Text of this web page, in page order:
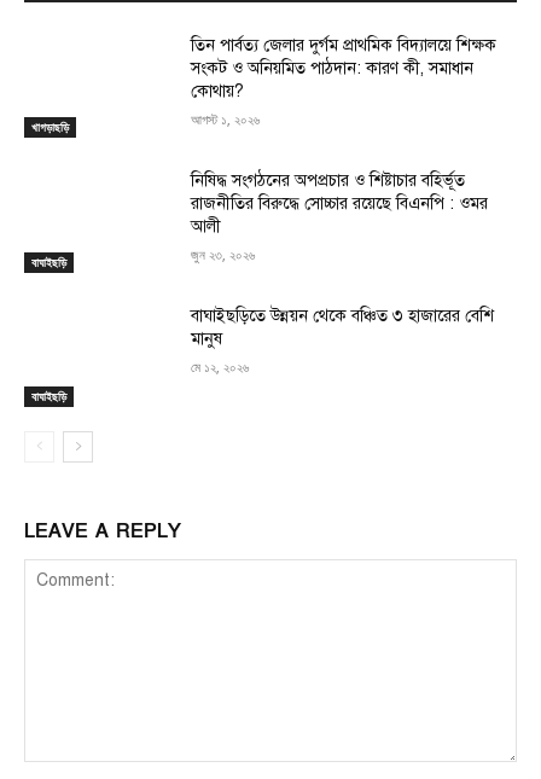
খাগড়াছড়ি
তিন পার্বত্য জেলার দুর্গম প্রাথমিক বিদ্যালয়ে শিক্ষক
সংকট ও অনিয়মিত পাঠদান: কারণ কী, সমাধান
কোথায়?
আগস্ট ১, ২০২৬
বাঘাইছড়ি
নিষিদ্ধ সংগঠনের অপপ্রচার ও শিষ্টাচার বহির্ভূত
রাজনীতির বিরুদ্ধে সোচ্চার রয়েছে বিএনপি : ওমর
আলী
জুন ২৩, ২০২৬
বাঘাইছড়ি
বাঘাইছড়িতে উন্নয়ন থেকে বঞ্চিত ৩ হাজারের বেশি
মানুষ
মে ১২, ২০২৬
LEAVE A REPLY